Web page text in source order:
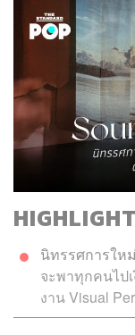
นิทรรศการให
จะพาทุกคนไป
งาน Visual